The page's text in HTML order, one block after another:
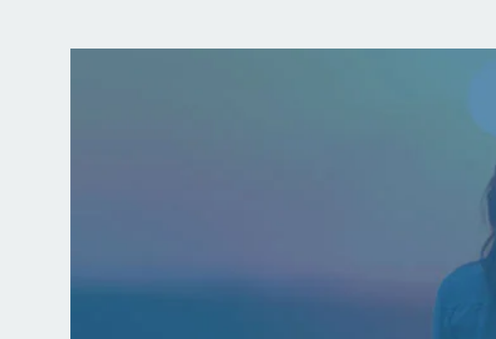
¿Dudas sobre si
Solicita una llamada